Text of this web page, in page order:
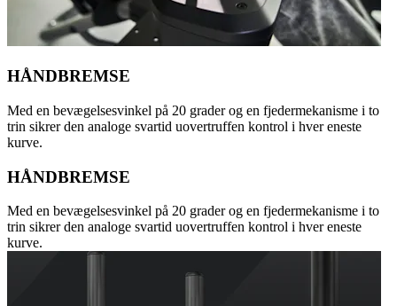
HÅNDBREMSE
Med en bevægelsesvinkel på 20 grader og en fjedermekanisme i to
trin sikrer den analoge svartid uovertruffen kontrol i hver eneste
kurve.
HÅNDBREMSE
Med en bevægelsesvinkel på 20 grader og en fjedermekanisme i to
trin sikrer den analoge svartid uovertruffen kontrol i hver eneste
kurve.